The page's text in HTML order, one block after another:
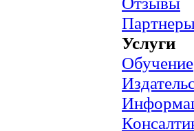
Услуги
Обучение